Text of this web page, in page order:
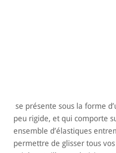
se présente sous la forme
peu rigide, et qui comporte
ensemble d’élastiques
permettre de glisser tous